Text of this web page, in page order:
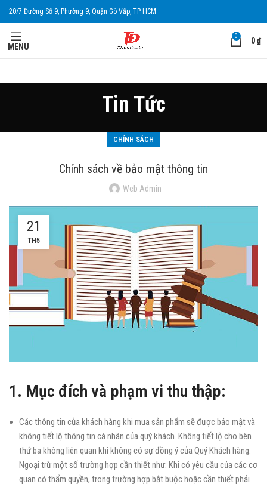
20/7 Đường Số 9, Phường 9, Quận Gò Vấp, TP HCM
MENU
0 0₫
Tin Tức
CHÍNH SÁCH
Chính sách về bảo mật thông tin
Web Admin
21
TH5
1. Mục đích và phạm vi thu thập:
Các thông tin của khách hàng khi mua sản phẩm sẽ được bảo mật và
không tiết lộ thông tin cá nhân của quý khách. Không tiết lộ cho bên
thứ ba không liên quan khi không có sự đồng ý của Quý Khách hàng.
Ngoại trừ một số trường hợp cần thiết như: Khi có yêu cầu của các cơ
quan có thẩm quyền, trong trường hợp bắt buộc hoặc cần thiết phải